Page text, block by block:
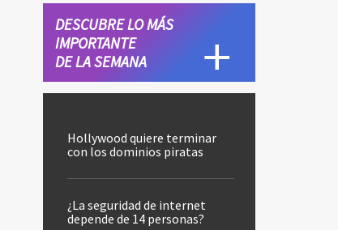
DESCUBRE LO MÁS
IMPORTANTE
DE LA SEMANA
Hollywood quiere terminar
con los dominios piratas
¿La seguridad de internet
depende de 14 personas?